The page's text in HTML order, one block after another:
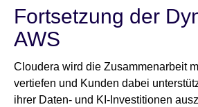
Fortsetzung der
AWS
Cloudera wird die Zusammenarbeit
vertiefen und Kunden dabei
ihrer Daten- und KI-Investitionen